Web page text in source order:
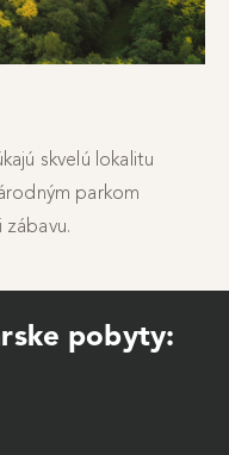
skvelú lokalitu
parkom
pobyty: